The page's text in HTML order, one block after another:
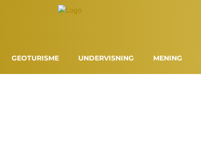
GEOTURISME UNDERVISNING MENING